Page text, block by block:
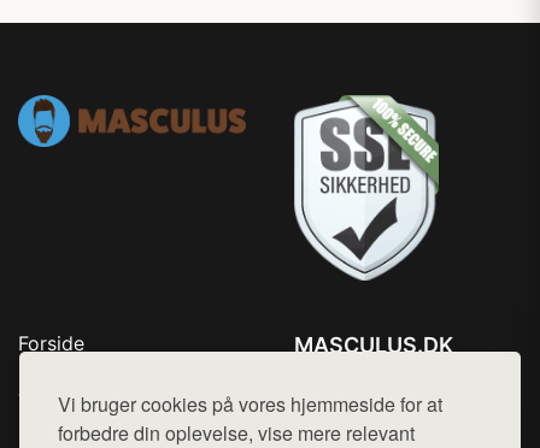
Vi bruger cookies på vores hjemmeside for at
forbedre din oplevelse, vise mere relevant
Forside
Top Rabatter
Kontakt
MASCULUS.DK
Mail: hej@want.dk